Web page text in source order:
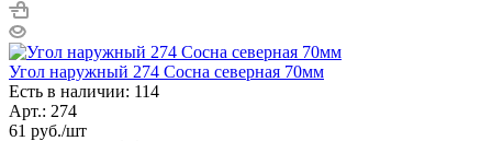
Угол наружный 274 Сосна северная 70мм
Есть в наличии: 114
Арт.: 274
61 руб./шт